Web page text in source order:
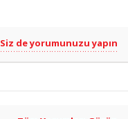
Siz de yorumunuzu yapın